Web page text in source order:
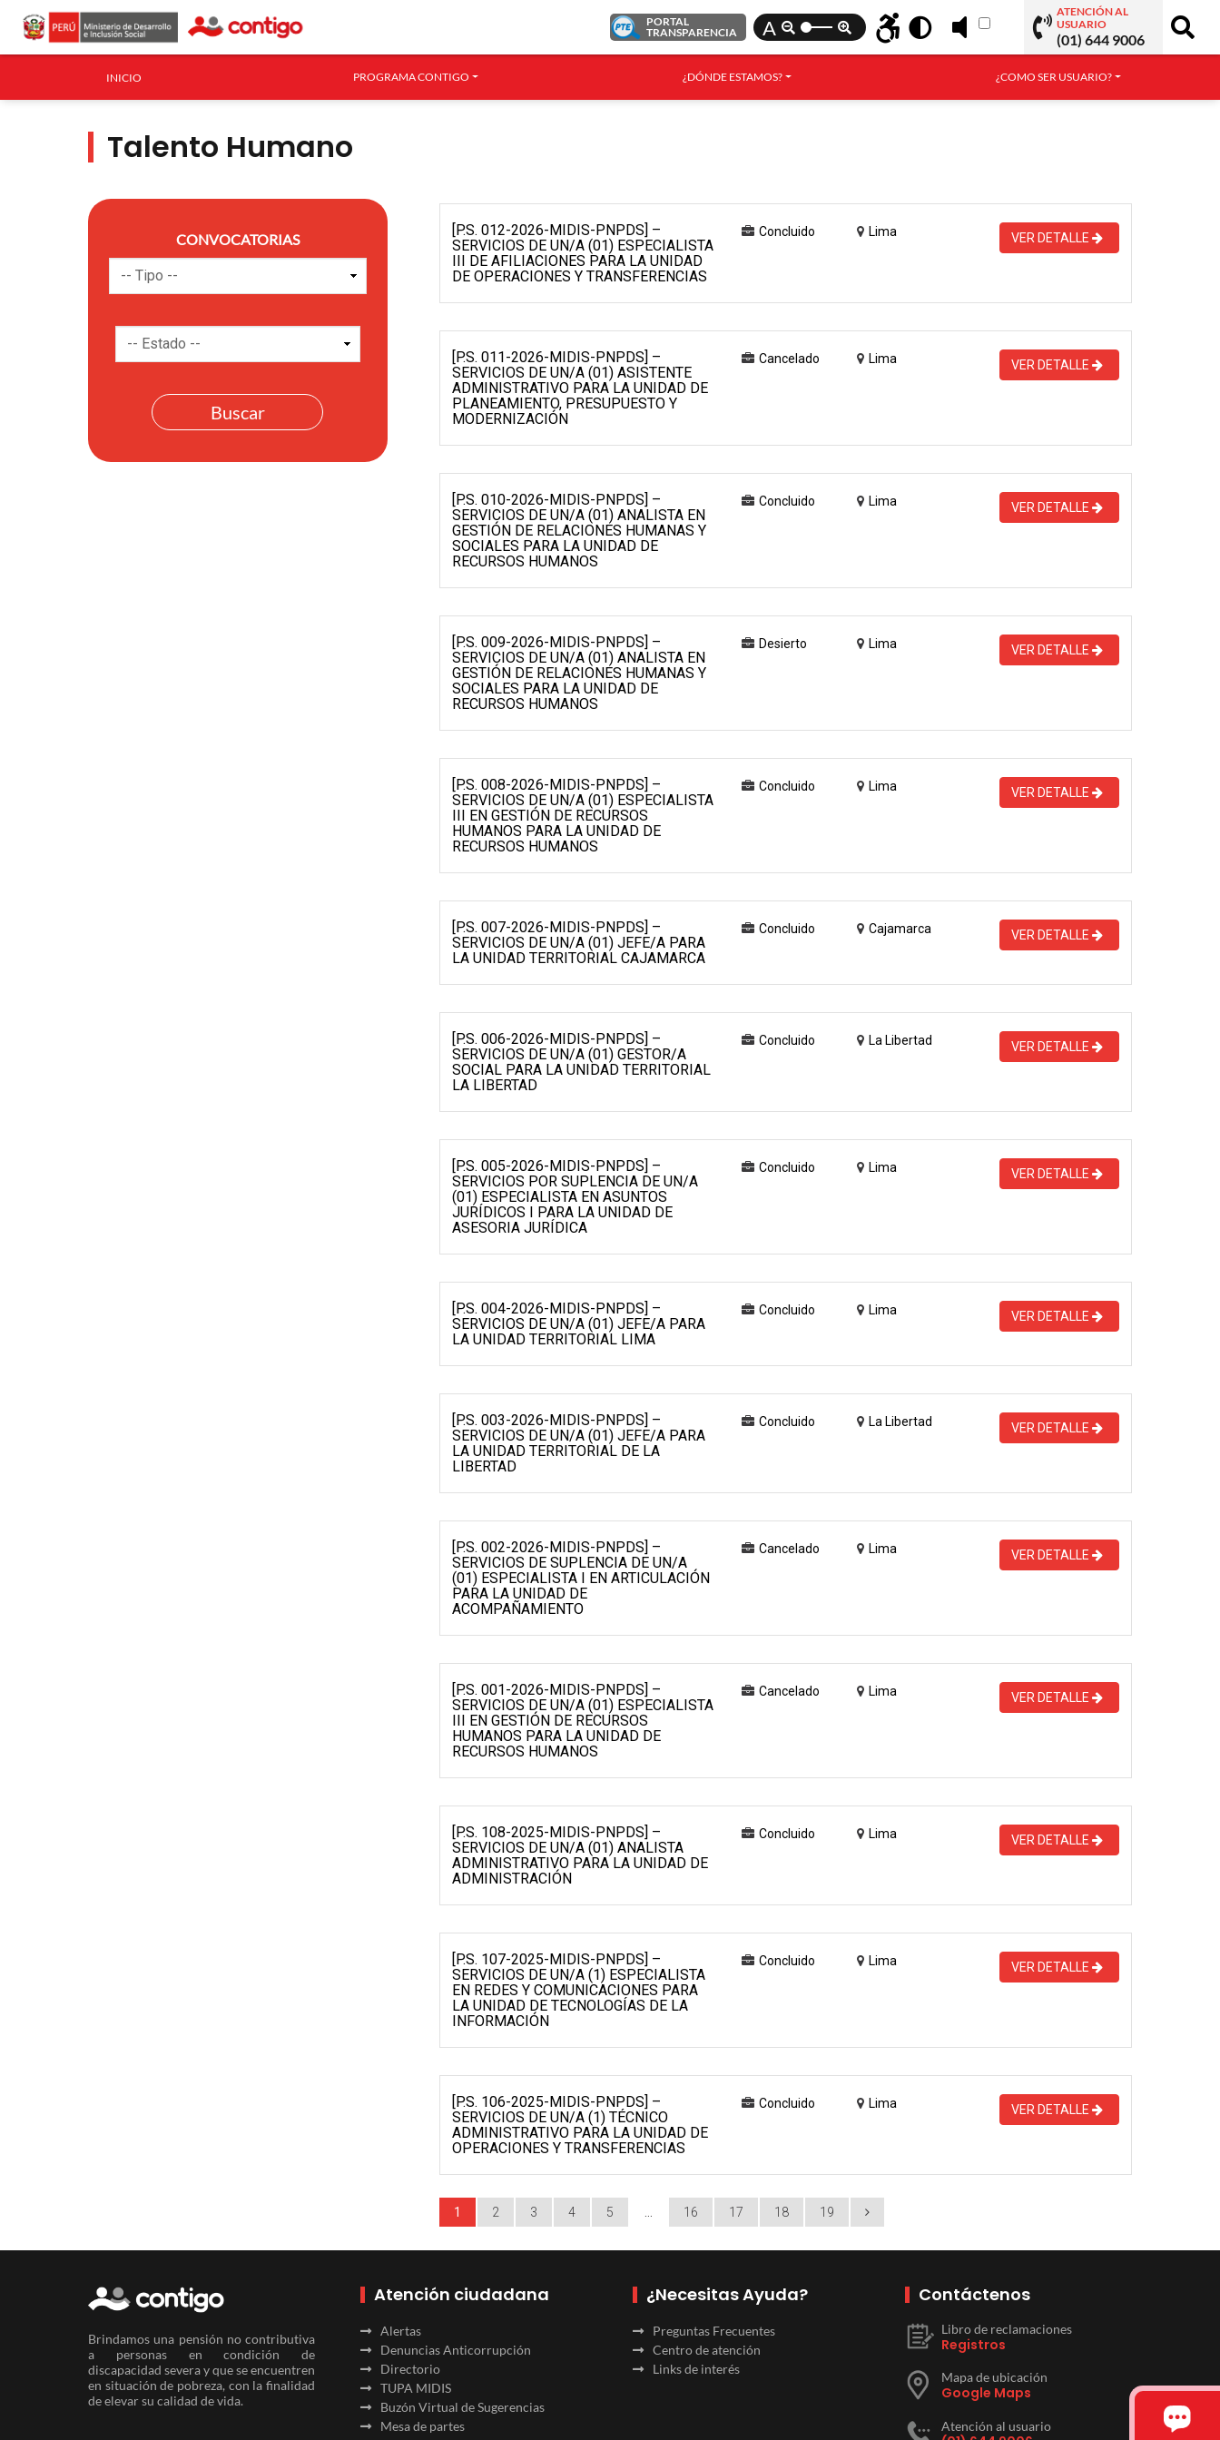
PORTAL
TRANSPARENCIA
A
ATENCIÓN AL
USUARIO
(01) 644 9006
INICIO PROGRAMA CONTIGO ¿DÓNDE ESTAMOS? ¿COMO SER USUARIO?
Talento Humano
CONVOCATORIAS
[P.S. 012-2026-MIDIS-PNPDS] –
SERVICIOS DE UN/A (01) ESPECIALISTA
III DE AFILIACIONES PARA LA UNIDAD
DE OPERACIONES Y TRANSFERENCIAS
Concluido Lima VER DETALLE
[P.S. 011-2026-MIDIS-PNPDS] –
SERVICIOS DE UN/A (01) ASISTENTE
ADMINISTRATIVO PARA LA UNIDAD DE
PLANEAMIENTO, PRESUPUESTO Y
MODERNIZACIÓN
Cancelado Lima VER DETALLE
[P.S. 010-2026-MIDIS-PNPDS] –
SERVICIOS DE UN/A (01) ANALISTA EN
GESTIÓN DE RELACIONES HUMANAS Y
SOCIALES PARA LA UNIDAD DE
RECURSOS HUMANOS
Concluido Lima VER DETALLE
[P.S. 009-2026-MIDIS-PNPDS] –
SERVICIOS DE UN/A (01) ANALISTA EN
GESTIÓN DE RELACIONES HUMANAS Y
SOCIALES PARA LA UNIDAD DE
RECURSOS HUMANOS
Desierto Lima VER DETALLE
[P.S. 008-2026-MIDIS-PNPDS] –
SERVICIOS DE UN/A (01) ESPECIALISTA
III EN GESTIÓN DE RECURSOS
HUMANOS PARA LA UNIDAD DE
RECURSOS HUMANOS
Concluido Lima VER DETALLE
[P.S. 007-2026-MIDIS-PNPDS] –
SERVICIOS DE UN/A (01) JEFE/A PARA
LA UNIDAD TERRITORIAL CAJAMARCA
Concluido Cajamarca VER DETALLE
[P.S. 006-2026-MIDIS-PNPDS] –
SERVICIOS DE UN/A (01) GESTOR/A
SOCIAL PARA LA UNIDAD TERRITORIAL
LA LIBERTAD
Concluido La Libertad VER DETALLE
[P.S. 005-2026-MIDIS-PNPDS] –
SERVICIOS POR SUPLENCIA DE UN/A
(01) ESPECIALISTA EN ASUNTOS
JURÍDICOS I PARA LA UNIDAD DE
ASESORIA JURÍDICA
Concluido Lima VER DETALLE
[P.S. 004-2026-MIDIS-PNPDS] –
SERVICIOS DE UN/A (01) JEFE/A PARA
LA UNIDAD TERRITORIAL LIMA
Concluido Lima VER DETALLE
[P.S. 003-2026-MIDIS-PNPDS] –
SERVICIOS DE UN/A (01) JEFE/A PARA
LA UNIDAD TERRITORIAL DE LA
LIBERTAD
Concluido La Libertad VER DETALLE
[P.S. 002-2026-MIDIS-PNPDS] –
SERVICIOS DE SUPLENCIA DE UN/A
(01) ESPECIALISTA I EN ARTICULACIÓN
PARA LA UNIDAD DE
ACOMPAÑAMIENTO
Cancelado Lima VER DETALLE
[P.S. 001-2026-MIDIS-PNPDS] –
SERVICIOS DE UN/A (01) ESPECIALISTA
III EN GESTIÓN DE RECURSOS
HUMANOS PARA LA UNIDAD DE
RECURSOS HUMANOS
Cancelado Lima VER DETALLE
[P.S. 108-2025-MIDIS-PNPDS] –
SERVICIOS DE UN/A (01) ANALISTA
ADMINISTRATIVO PARA LA UNIDAD DE
ADMINISTRACIÓN
Concluido Lima VER DETALLE
[P.S. 107-2025-MIDIS-PNPDS] –
SERVICIOS DE UN/A (1) ESPECIALISTA
EN REDES Y COMUNICACIONES PARA
LA UNIDAD DE TECNOLOGÍAS DE LA
INFORMACIÓN
Concluido Lima VER DETALLE
[P.S. 106-2025-MIDIS-PNPDS] –
SERVICIOS DE UN/A (1) TÉCNICO
ADMINISTRATIVO PARA LA UNIDAD DE
OPERACIONES Y TRANSFERENCIAS
Concluido Lima VER DETALLE
1 2 3 4 5 16 17 18 19
Brindamos una pensión no contributiva
a personas en condición de
discapacidad severa y que se encuentren
en situación de pobreza, con la finalidad
de elevar su calidad de vida.
Atención ciudadana
Alertas
Denuncias Anticorrupción
Directorio
TUPA MIDIS
Buzón Virtual de Sugerencias
Mesa de partes
¿Necesitas Ayuda?
Preguntas Frecuentes
Centro de atención
Links de interés
Contáctenos
Libro de reclamaciones
Registros
Mapa de ubicación
Google Maps
Atención al usuario